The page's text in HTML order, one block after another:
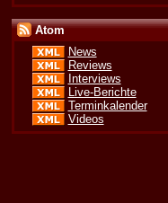
Atom
News
Reviews
Interviews
Live-Berichte
Terminkalender
Videos